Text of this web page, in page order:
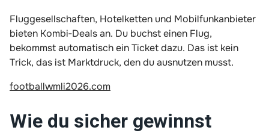
Fluggesellschaften, Hotelketten und Mobilfunkanbieter
bieten Kombi‑Deals an. Du buchst einen Flug,
bekommst automatisch ein Ticket dazu. Das ist kein
Trick, das ist Marktdruck, den du ausnutzen musst.
footballwmli2026.com
Wie du sicher gewinnst